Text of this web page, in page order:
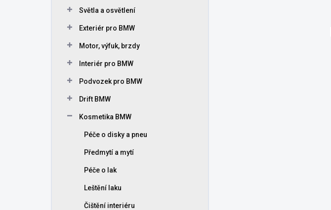
Světla a osvětlení
Exteriér pro BMW
Motor, výfuk, brzdy
Interiér pro BMW
Podvozek pro BMW
Drift BMW
Kosmetika BMW
Péče o disky a pneu
Předmytí a mytí
Péče o lak
Leštění laku
Čištění interiéru